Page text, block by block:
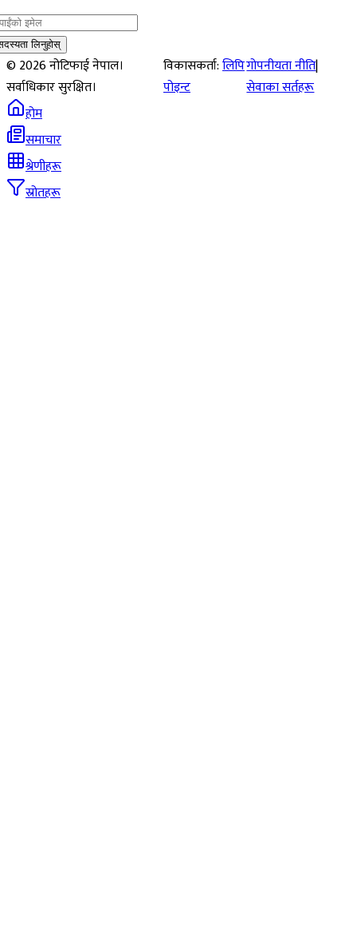
लिनुहोस्
©2026नोटिफाई नेपाल।
सर्वाधिकार सुरक्षित।
विकासकर्ता:लिपि
पोइन्ट
गोपनीयता नीति|
सेवाका सर्तहरू
होम
समाचार
श्रेणीहरू
स्रोतहरू